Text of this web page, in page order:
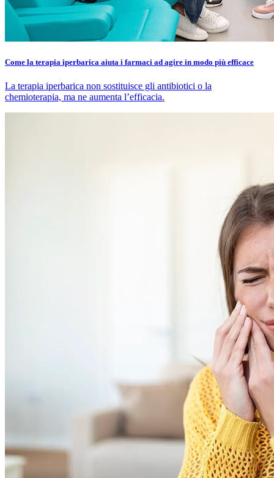
Come la terapia iperbarica aiuta i farmaci ad agire in modo più efficace
La terapia iperbarica non sostituisce gli antibiotici o la
chemioterapia, ma ne aumenta l’efficacia.